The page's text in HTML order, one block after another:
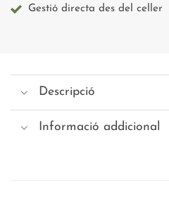
Gestió directa des del celler
Descripció
Informació addicional